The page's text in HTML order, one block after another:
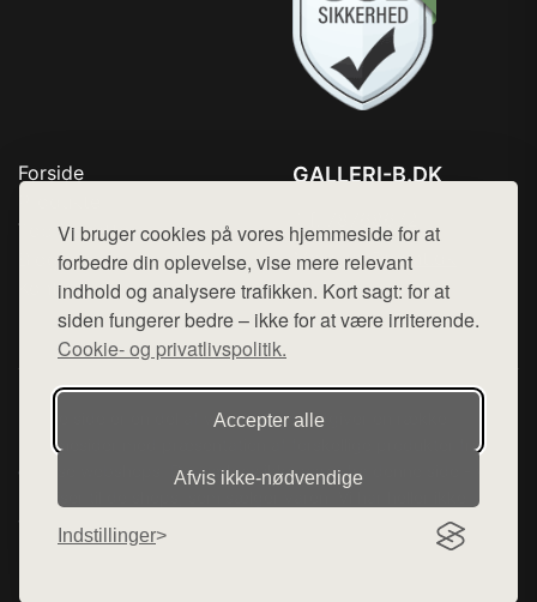
Vi bruger cookies på vores hjemmeside for at
forbedre din oplevelse, vise mere relevant
indhold og analysere trafikken. Kort sagt: for at
siden fungerer bedre – ikke for at være irriterende.
Cookie- og privatlivspolitik.
Accepter alle
Afvis ikke‑nødvendige
Indstillinger
Forside
Top Rabatter
Blog
Kontakt
GALLERI-B.DK
Mail: hej@want.dk
Cookie- og privatlivspolitik
Denne side er en del af want.dk, der udgiver en række
hjemmesider med præsentation af forskellige produkter fra
diverse webshops. Der sælges ikke varer fra denne side - vi
henviser til de shops, som sælger varen. Vi har heller ikke
varerne på lager.